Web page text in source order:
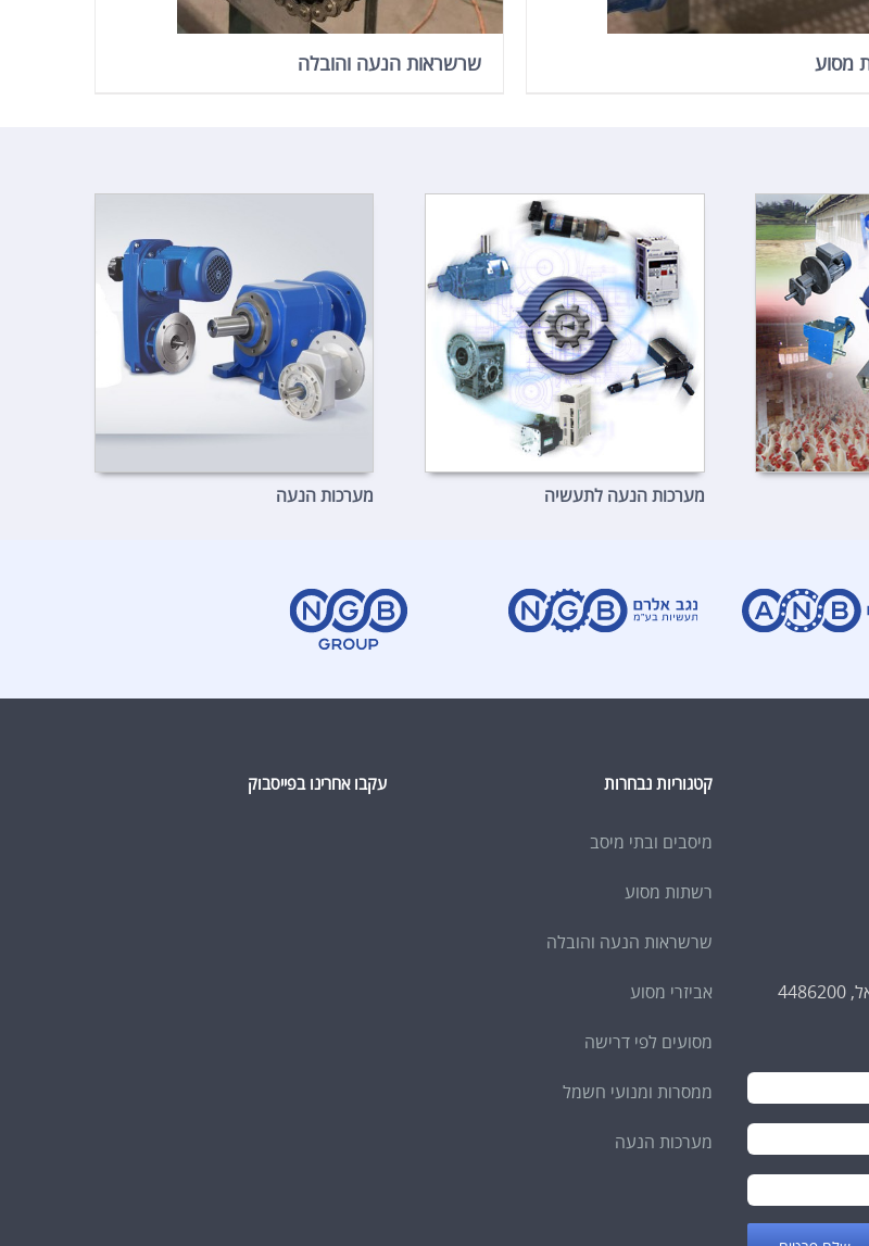
מסוע שרשראות הנעה והובלה
מערכות הנעה לתעשיה מערכות הנעה
קטגוריות נבחרות
מיסבים ובתי מיסב
רשתות מסוע
שרשראות הנעה והובלה
אביזרי מסוע
מסועים לפי דרישה
ממסרות ומנועי חשמל
מערכות הנעה
עקבו אחרינו בפייסבוק